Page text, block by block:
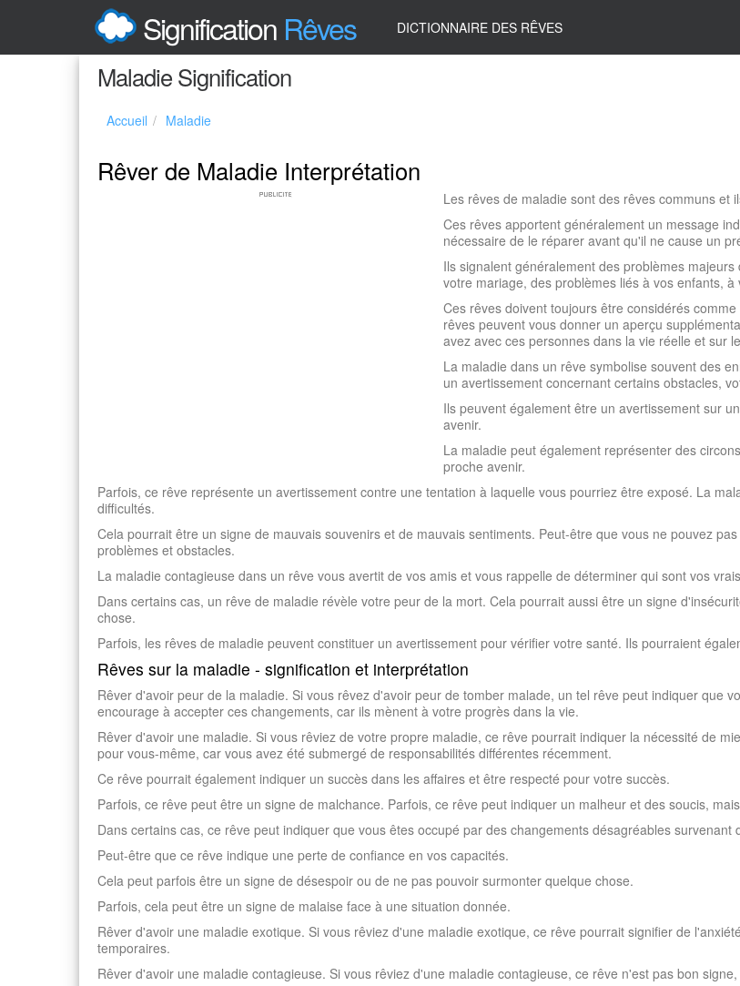
Signification Rêves DICTIONNAIRE DES RÊVES
Maladie Signification
Accueil Maladie
Rêver de Maladie Interprétation
Les rêves de maladie sont des rêves communs et
Ces rêves apportent généralement un message
nécessaire de le réparer avant qu'il ne cause un
Ils signalent généralement des problèmes
votre mariage, des problèmes liés à vos enfants,
Ces rêves doivent toujours être considérés
rêves peuvent vous donner un aperçu
avez avec ces personnes dans la vie réelle et sur
La maladie dans un rêve symbolise souvent des
un avertissement concernant certains obstacles,
Ils peuvent également être un avertissement sur
avenir.
La maladie peut également représenter des
proche avenir.
Parfois, ce rêve représente un avertissement contre une tentation à laquelle vous pourriez être exposé. La
difficultés.
Cela pourrait être un signe de mauvais souvenirs et de mauvais sentiments. Peut-être que vous ne pouvez
problèmes et obstacles.
La maladie contagieuse dans un rêve vous avertit de vos amis et vous rappelle de déterminer qui sont vos
Dans certains cas, un rêve de maladie révèle votre peur de la mort. Cela pourrait aussi être un signe
chose.
Parfois, les rêves de maladie peuvent constituer un avertissement pour vérifier votre santé. Ils pourraient
Rêves sur la maladie - signification et interprétation
Rêver d'avoir peur de la maladie. Si vous rêvez d'avoir peur de tomber malade, un tel rêve peut indiquer que
encourage à accepter ces changements, car ils mènent à votre progrès dans la vie.
Rêver d'avoir une maladie. Si vous rêviez de votre propre maladie, ce rêve pourrait indiquer la nécessité de
pour vous-même, car vous avez été submergé de responsabilités différentes récemment.
Ce rêve pourrait également indiquer un succès dans les affaires et être respecté pour votre succès.
Parfois, ce rêve peut être un signe de malchance. Parfois, ce rêve peut indiquer un malheur et des soucis,
Dans certains cas, ce rêve peut indiquer que vous êtes occupé par des changements désagréables
Peut-être que ce rêve indique une perte de confiance en vos capacités.
Cela peut parfois être un signe de désespoir ou de ne pas pouvoir surmonter quelque chose.
Parfois, cela peut être un signe de malaise face à une situation donnée.
Rêver d'avoir une maladie exotique. Si vous rêviez d'une maladie exotique, ce rêve pourrait signifier de
temporaires.
Rêver d'avoir une maladie contagieuse. Si vous rêviez d'une maladie contagieuse, ce rêve n'est pas bon